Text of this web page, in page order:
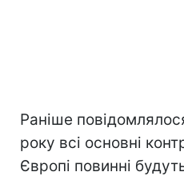
Раніше
року всі основні
Європі повинні